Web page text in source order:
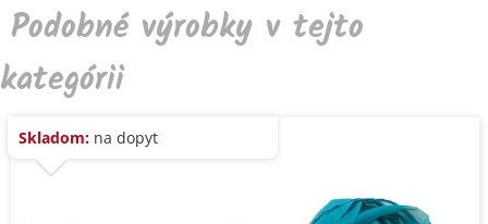
Podobné výrobky v tejto
kategórii
Skladom: na dopyt